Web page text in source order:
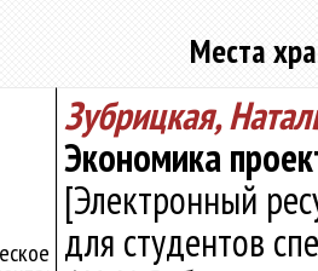
Места
Зубрицкая,
Экономика
[Электронный
для студентов